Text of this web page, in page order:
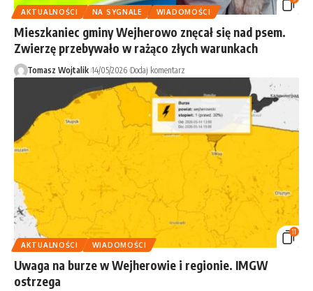
AKTUALNOŚCI
NA SYGNALE WIADOMOŚCI
Mieszkaniec gminy Wejherowo znęcał się nad psem.
Zwierzę przebywało w rażąco złych warunkach
Tomasz Wojtalik 14/05/2026 Dodaj komentarz
11
AKTUALNOŚCI
WIADOMOŚCI
Uwaga na burze w Wejherowie i regionie. IMGW
ostrzega